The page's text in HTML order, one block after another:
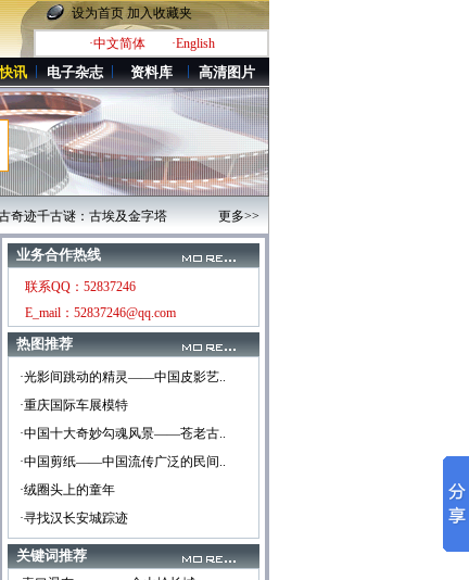
设为首页 加入收藏夹
·中文简体
·English
讯 电子杂志 资料库 高清图片
：古埃及金字塔 ·澳洲风光 ·广州黄埔军校旧址纪念馆
更多>>
业务合作热线
联系QQ：52837246
E_mail：52837246@qq.com
热图推荐
·光影间跳动的精灵——中国皮影艺..
·重庆国际车展模特
·中国十大奇妙勾魂风景——苍老古..
·中国剪纸——中国流传广泛的民间..
·绒圈头上的童年
·寻找汉长安城踪迹
关键词推荐